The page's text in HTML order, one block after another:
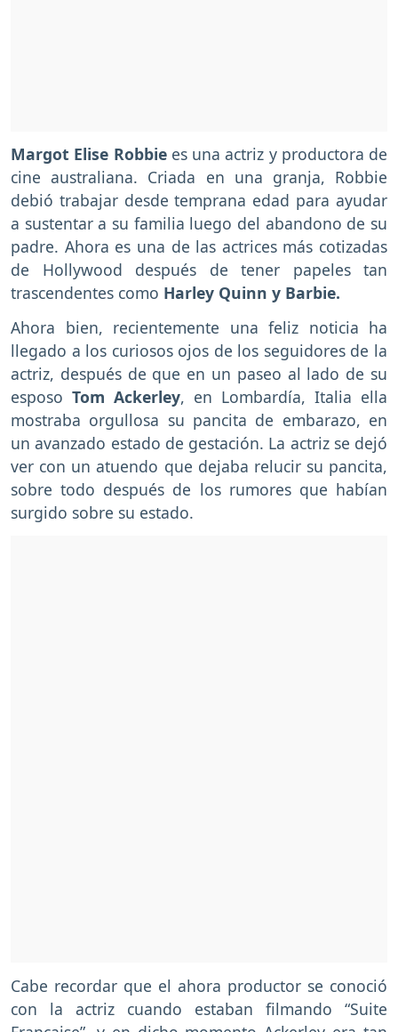
Margot Elise Robbiees una actriz y productora de
cine australiana. Criada en una granja, Robbie
debió trabajar desde temprana edad para ayudar
a sustentar a su familia luego del abandono de su
padre. Ahora es una de las actrices más cotizadas
de Hollywood después de tener papeles tan
trascendentes como Harley Quinn y Barbie.
Ahora bien, recientemente una feliz noticia ha
llegado a los curiosos ojos de los seguidores de la
actriz, después de que en un paseo al lado de su
esposo Tom Ackerley, en Lombardía, Italia ella
mostraba orgullosa su pancita de embarazo, en
un avanzado estado de gestación. La actriz se dejó
ver con un atuendo que dejaba relucir su pancita,
sobre todo después de los rumores que habían
surgido sobre su estado.
Cabe recordar que el ahora productor se conoció
con la actriz cuando estaban filmando “Suite